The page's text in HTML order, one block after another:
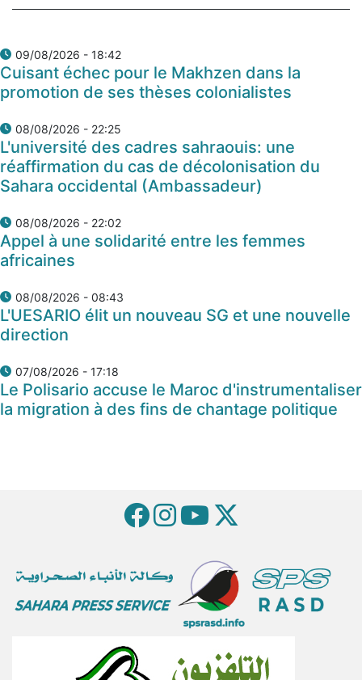
09/08/2026 - 18:42
Cuisant échec pour le Makhzen dans la
promotion de ses thèses colonialistes
08/08/2026 - 22:25
L'université des cadres sahraouis: une
réaffirmation du cas de décolonisation du
Sahara occidental (Ambassadeur)
08/08/2026 - 22:02
Appel à une solidarité entre les femmes
africaines
08/08/2026 - 08:43
L'UESARIO élit un nouveau SG et une nouvelle
direction
07/08/2026 - 17:18
Le Polisario accuse le Maroc d'instrumentaliser
la migration à des fins de chantage politique